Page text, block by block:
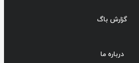
گزارش باگ
درباره ما